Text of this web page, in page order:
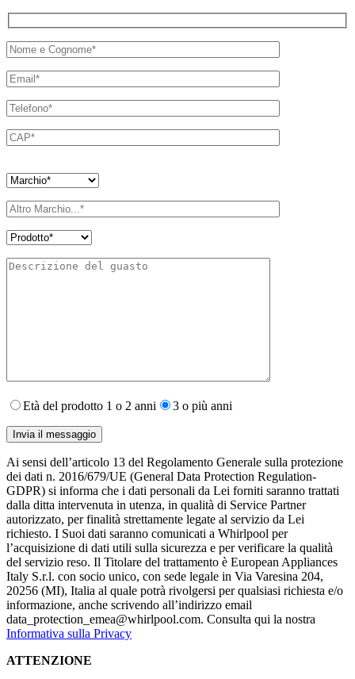
Età del prodotto 1 o 2 anni 3 o più anni
Ai sensi dell’articolo 13 del Regolamento Generale sulla protezione
dei dati n. 2016/679/UE (General Data Protection Regulation-
GDPR) si informa che i dati personali da Lei forniti saranno​ trattati
dalla ditta intervenuta in utenza,​ in qualità di Service Partner
autorizzato, per finalità strettamente legate al servizio da Lei
richiesto. I S​uoi dati saranno comunicati a Whirlpool per
l’acquisizione di dati utili sulla sicurezza e per verificare la qualità
del servizio reso. Il Titolare del trattamento è European Appliances
Italy S.r.l. con socio unico, con sede legale in Via Varesina 204,
20256 (MI), Italia al quale potrà rivolgersi per qualsiasi richiesta e/o
informazione, anche scrivendo all’indirizzo email
data_protection_emea@whirlpool.com. Consulta qui la nostra
Informativa sulla Privacy
ATTENZIONE